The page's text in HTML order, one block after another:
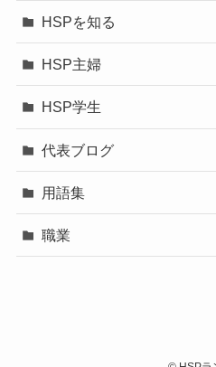
HSPを知る
HSP主婦
HSP学生
代表ブログ
用語集
職業